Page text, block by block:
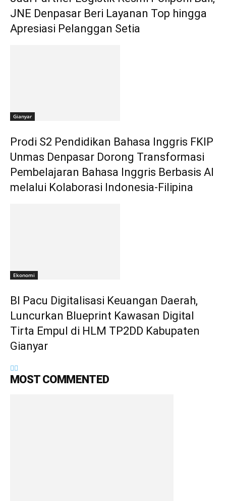
JNE Denpasar Beri Layanan Top hingga
Apresiasi Pelanggan Setia
Gianyar
Prodi S2 Pendidikan Bahasa Inggris FKIP
Unmas Denpasar Dorong Transformasi
Pembelajaran Bahasa Inggris Berbasis AI
melalui Kolaborasi Indonesia-Filipina
Ekonomi
BI Pacu Digitalisasi Keuangan Daerah,
Luncurkan Blueprint Kawasan Digital
Tirta Empul di HLM TP2DD Kabupaten
Gianyar
MOST COMMENTED